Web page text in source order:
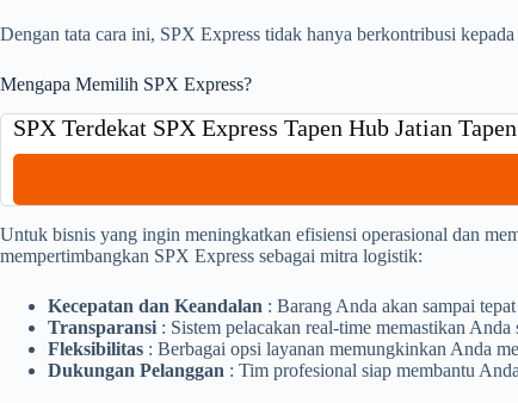
Dengan tata cara ini, SPX Express tidak hanya berkontribusi
Mengapa Memilih SPX Express?
SPX Terdekat SPX Express Tapen Hub Jatian
Untuk bisnis yang ingin meningkatkan efisiensi operasional dan
mempertimbangkan SPX Express sebagai mitra logistik:
Kecepatan dan Keandalan : Barang Anda akan sampai
Transparansi : Sistem pelacakan real-time memastikan
Fleksibilitas : Berbagai opsi layanan memungkinkan Anda
Dukungan Pelanggan : Tim profesional siap membantu